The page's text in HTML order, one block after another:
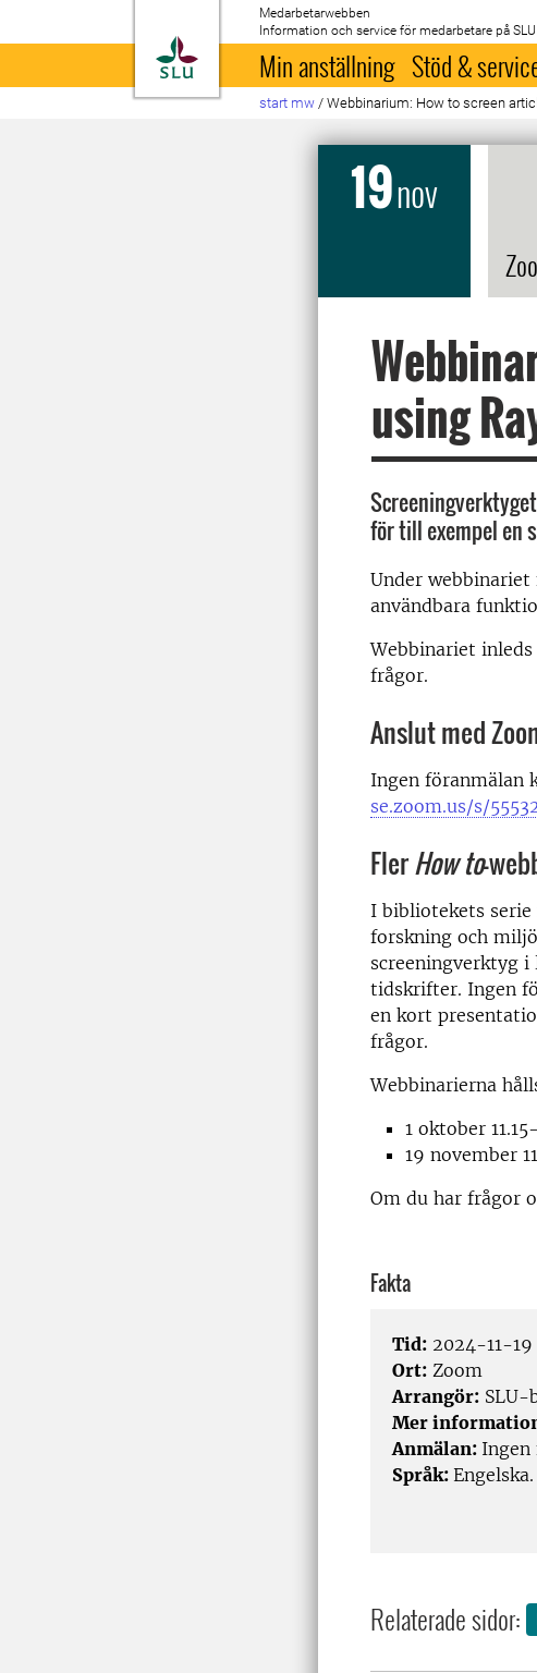
Till startsida
Medarbetarwebben
Information och service för medarbetare på SLU
Min anställning Stöd &
start mw / Webbinarium: How to screen
19nov
using
för till exempel en
Under
användbara
Webbinariet
frågor.
Anslut med
Ingen föranmälan
se.zoom.us/s/
FlerHow to-
I bibliotekets
forskning och
screeningverktyg
tidskrifter. Ingen
en kort
frågor.
Webbinarierna
1 oktober
19 november
Om du har frågor
Fakta
Tid: 2024-11-19
Ort: Zoom
Arrangör: SLU-
Mer
Anmälan: Ingen
Språk: Engelska.
Relaterade sidor: